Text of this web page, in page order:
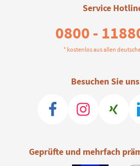
Service
0800 -
* kostenlos aus allen
Besuchen Sie
Geprüfte und mehrfach